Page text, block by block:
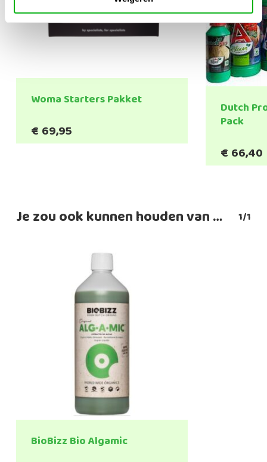
Woma Starters Pakket
€ 69,95
Dutch
Pack
€ 66,40
Je zou ook kunnen houden van … 1/1
BioBizz Bio Algamic